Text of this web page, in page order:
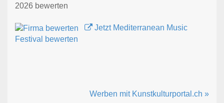
2026 bewerten
Jetzt Mediterranean Music
Festival bewerten
Werben mit Kunstkulturportal.ch »